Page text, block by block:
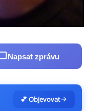
Napsat zprávu
💕 Objevovat